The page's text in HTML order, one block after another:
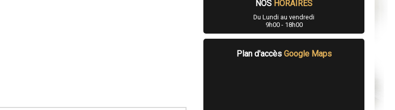
NOS HORAIRES
Du Lundi au vendredi
9h00 - 18h00
Plan d'accès Google Maps